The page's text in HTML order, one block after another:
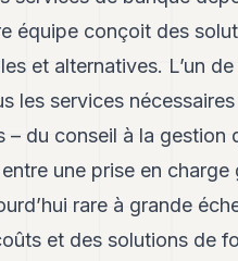
équipe conçoit des
et alternatives. L’un
services
du conseil à la gestion
une prise en
rare à grande
et des solutions de